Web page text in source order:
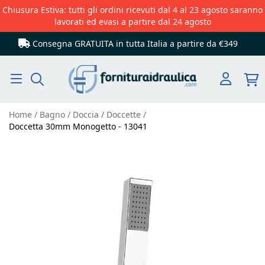
Chiusura Estiva: tutti gli ordini ricevuti dal 4 al 23 agosto saranno
lavorati ed evasi a partire dal 24 agosto
Consegna GRATUITA in tutta Italia a partire da €349
Home Bagno Doccia
Doccette
Doccetta 30mm Monogetto - 13041